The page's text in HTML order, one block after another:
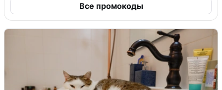
Все промокоды